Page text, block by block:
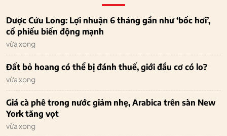
Dược Cửu Long: Lợi nhuận 6 tháng gần như ‘bốc hơi’,
cổ phiếu biến động mạnh
vừa xong
Đất bỏ hoang có thể bị đánh thuế, giới đầu cơ có lo?
vừa xong
Giá cà phê trong nước giảm nhẹ, Arabica trên sàn New
York tăng vọt
vừa xong